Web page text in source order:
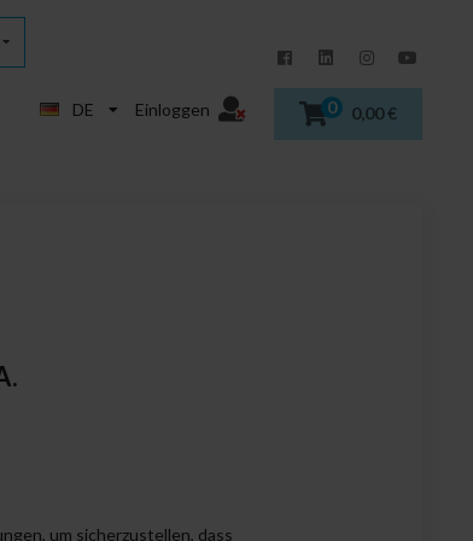
DE Einloggen 0 0,00 €
um sicherzustellen, dass